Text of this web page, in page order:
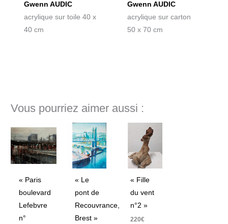
Gwenn AUDIC
acrylique sur toile 40 x
40 cm
Gwenn AUDIC
acrylique sur carton
50 x 70 cm
Vous pourriez aimer aussi :
« Paris
boulevard
Lefebvre
n°
« Le
pont de
Recouvrance,
Brest »
« Fille
du vent
n°2 »
220€